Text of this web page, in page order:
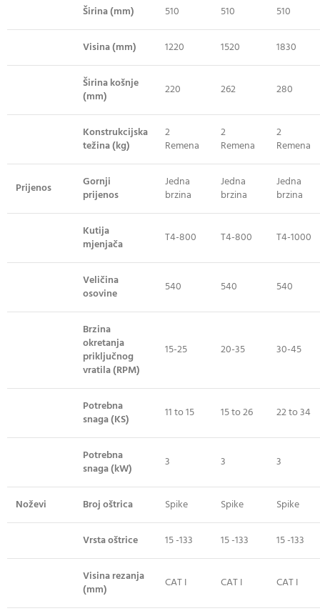
Širina (mm) 510 510 510
Visina (mm) 1220 1520 1830
Širina košnje
(mm)
220 262 280
Konstrukcijska
težina (kg)
2
Remena
2
Remena
2
Remena
Prijenos
Gornji
prijenos
Jedna
brzina
Jedna
brzina
Jedna
brzina
Kutija
mjenjača
T4-800 T4-800 T4-1000
Veličina
osovine
540 540 540
Brzina
okretanja
priključnog
vratila (RPM)
15-25 20-35 30-45
Potrebna
snaga (KS)
11 to 15 15 to 26 22 to 34
Potrebna
snaga (kW)
3 3 3
Noževi Broj oštrica Spike Spike Spike
Vrsta oštrice 15 -133 15 -133 15 -133
Visina rezanja
(mm)
CAT I CAT I CAT I